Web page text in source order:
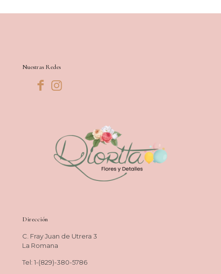
Nuestras Redes
Dirección
C. Fray Juan de Utrera 3
La Romana
Tel: 1-(829)-380-5786